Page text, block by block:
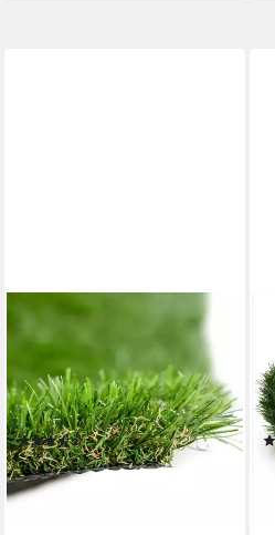
CASA PURA
Kunstrasen Windsor,
Rasenteppich erhältlich in
vielen Größen, Rasen,
Rechteckig, Höhe: 25 mm
(5)
ab 12,99 € 29,99 €
-57%